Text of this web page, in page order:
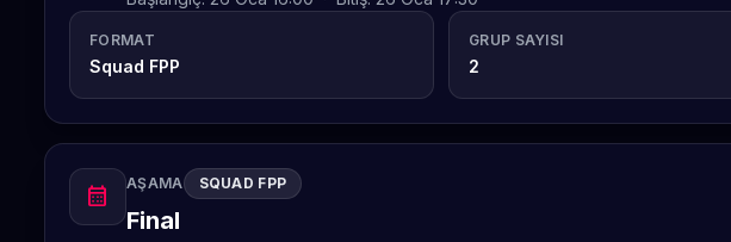
FORMAT
Squad FPP
GRUP SAYISI
2
calendar_month AŞAMA SQUAD FPP
Final